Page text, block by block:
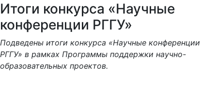
Итоги конкурса «Научные
конференции РГГУ»
Подведены итоги конкурса «Научные конференции
РГГУ» в рамках Программы поддержки научно-
образовательных проектов.